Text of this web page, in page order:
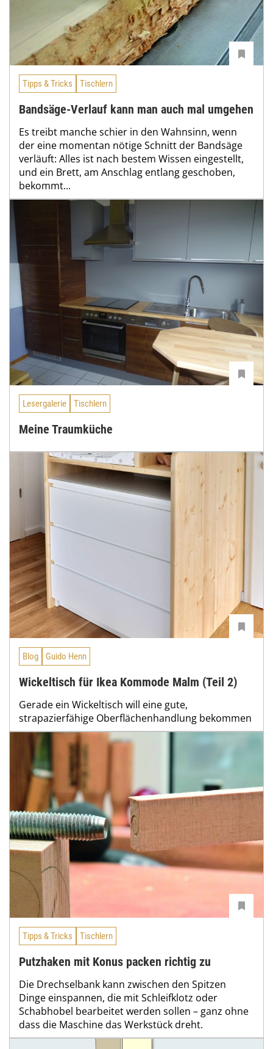
Tipps & Tricks Tischlern
Bandsäge-Verlauf kann man auch mal umgehen
Es treibt manche schier in den Wahnsinn, wenn
der eine momentan nötige Schnitt der Bandsäge
verläuft: Alles ist nach bestem Wissen eingestellt,
und ein Brett, am Anschlag entlang geschoben,
bekommt...
Lesergalerie Tischlern
Meine Traumküche
Blog Guido Henn
Wickeltisch für Ikea Kommode Malm (Teil 2)
Gerade ein Wickeltisch will eine gute,
strapazierfähige Oberflächenhandlung bekommen
Tipps & Tricks Tischlern
Putzhaken mit Konus packen richtig zu
Die Drechselbank kann zwischen den Spitzen
Dinge einspannen, die mit Schleifklotz oder
Schabhobel bearbeitet werden sollen – ganz ohne
dass die Maschine das Werkstück dreht.